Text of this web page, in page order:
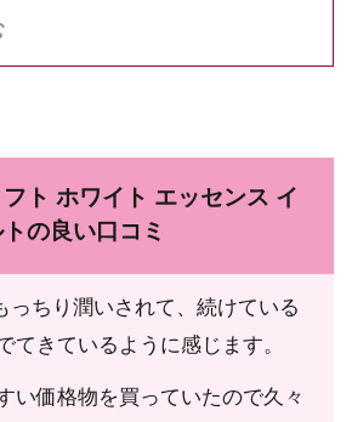
ラーゲン・トリペプチド F、水溶
アスタキサンチン液、N-アセチ
キス、天然ビタミンE、大豆リ
リン、ジグリセリン、DPG、ベタ
ール、トリ（カプリル・カプリン
アルカリゲネス産生多糖体、POE
グリセリン、メチルパラベン、フ
ト ホワイト エッセンス イ
の良い口コミ
っちり潤いされて、続けている
てきているように感じます。
い価格物を買っていたので久々